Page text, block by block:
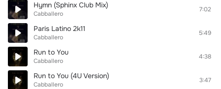
Hymn (Sphinx Club Mix)
Cabballero
7:02
Paris Latino 2k11
Cabballero
5:49
Run to You
Cabballero
4:38
Run to You (4U Version)
Cabballero
3:47